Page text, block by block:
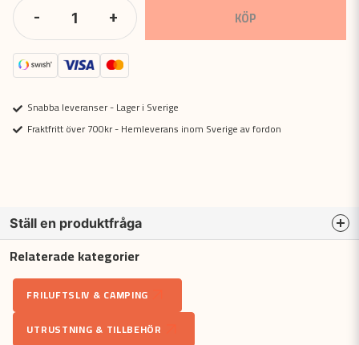
- + KÖP
Snabba leveranser - Lager i Sverige
Fraktfritt över 700kr - Hemleverans inom Sverige av fordon
Ställ en produktfråga
question
Fråga oss något om denna produkten...
Relaterade kategorier
FRILUFTSLIV & CAMPING
UTRUSTNING & TILLBEHÖR